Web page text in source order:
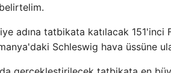
adına tatbikata katılacak 151'inci
Schleswig hava üssüne